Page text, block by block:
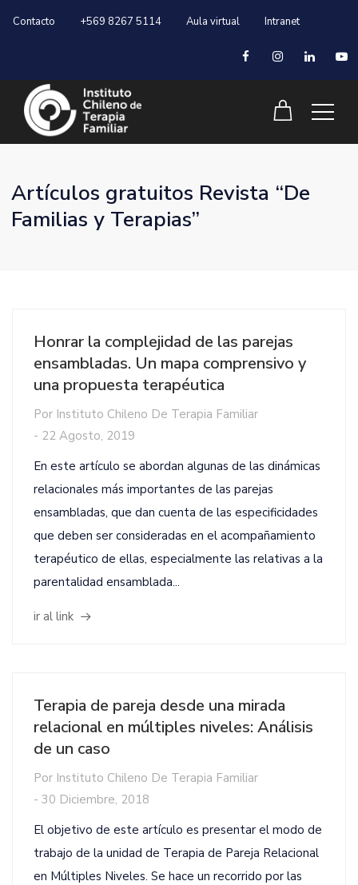
Contacto +569 8267 5114 Aula virtual Intranet
Artículos gratuitos Revista “De
Familias y Terapias”
Honrar la complejidad de las parejas
ensambladas. Un mapa comprensivo y
una propuesta terapéutica
Por Instituto Chileno De Terapia Familiar
- 22 Agosto, 2019
En este artículo se abordan algunas de las dinámicas
relacionales más importantes de las parejas
ensambladas, que dan cuenta de las especificidades
que deben ser consideradas en el acompañamiento
terapéutico de ellas, especialmente las relativas a la
parentalidad ensamblada...
ir al link
Terapia de pareja desde una mirada
relacional en múltiples niveles: Análisis
de un caso
Por Instituto Chileno De Terapia Familiar
- 30 Diciembre, 2018
El objetivo de este artículo es presentar el modo de
trabajo de la unidad de Terapia de Pareja Relacional
en Múltiples Niveles. Se hace un recorrido por las